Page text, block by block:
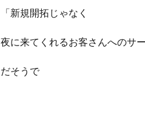
「新規開拓じゃなく
夜に来てくれるお客さんへのサ
だそうで